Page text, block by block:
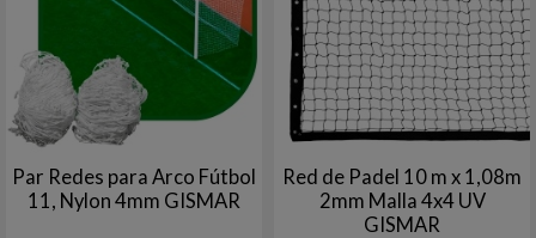
Par Redes para Arco Fútbol
11, Nylon 4mm GISMAR
Red de Padel 10 m x 1,08m
2mm Malla 4x4 UV
GISMAR